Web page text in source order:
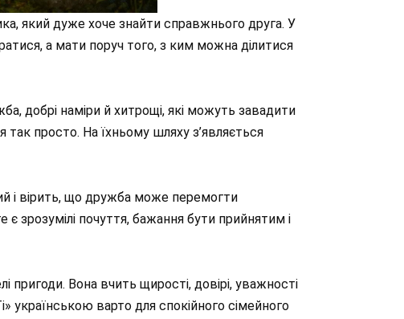
який дуже хоче знайти справжнього друга. У
а мати поруч того, з ким можна ділитися
добрі наміри й хитрощі, які можуть завадити
просто. На їхньому шляху з’являється
і вірить, що дружба може перемогти
зрозумілі почуття, бажання бути прийнятим і
пригоди. Вона вчить щирості, довірі, уважності
українською варто для спокійного сімейного